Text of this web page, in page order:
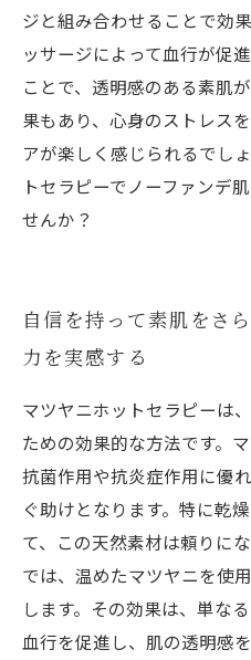
ジと組み合わせることで効
ッサージによって血行が促
ことで、透明感のある素肌
果もあり、心身のストレス
アが楽しく感じられるでし
トセラピーでノーファンデ
せんか？
自信を持って素肌をさ
力を実感する
マツヤニホットセラピーは
ための効果的な方法です。
抗菌作用や抗炎症作用に優
ぐ助けとなります。特に乾
て、この天然素材は頼りに
では、温めたマツヤニを使
します。その効果は、単な
血行を促進し、肌の透明感